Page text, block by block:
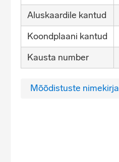
Aluskaardile kantud
Koondplaani kantud
Kausta number
Mõõdistuste nimekirja